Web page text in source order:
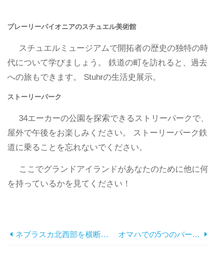
プレーリーパイオニアのスチュエル美術館
スチュエルミュージアムで開拓者の歴史の独特の時
代について学びましょう。 鉄道の町を訪れると、過去
への旅もできます。 Stuhrの生活史展示。
ストーリーパーク
34エーカーの公園を探索できるストリーパークで、
屋外で午後をお楽しみください。 ストーリーパーク鉄
道に乗ることを忘れないでください。
ここでグランドアイランドがあなたのために他に何
を持っているかを見てください！
ネブラスカ北西部を横断するロードトリップ オマハでの5つのバーチャルアート体験